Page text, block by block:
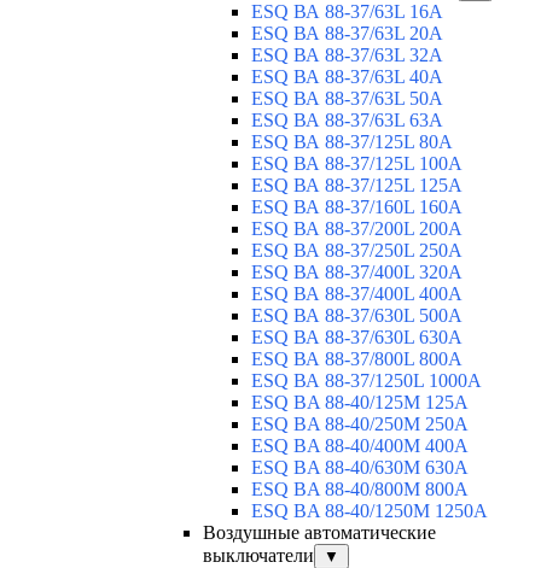
ESQ ВА 88-37/63L 16A
ESQ ВА 88-37/63L 20A
ESQ ВА 88-37/63L 32A
ESQ ВА 88-37/63L 40A
ESQ ВА 88-37/63L 50A
ESQ ВА 88-37/63L 63A
ESQ ВА 88-37/125L 80A
ESQ ВА 88-37/125L 100A
ESQ ВА 88-37/125L 125A
ESQ ВА 88-37/160L 160A
ESQ ВА 88-37/200L 200A
ESQ ВА 88-37/250L 250A
ESQ ВА 88-37/400L 320A
ESQ ВА 88-37/400L 400A
ESQ ВА 88-37/630L 500A
ESQ ВА 88-37/630L 630A
ESQ ВА 88-37/800L 800A
ESQ ВА 88-37/1250L 1000A
ESQ BA 88-40/125M 125A
ESQ BA 88-40/250M 250A
ESQ BA 88-40/400M 400A
ESQ BA 88-40/630М 630A
ESQ BA 88-40/800M 800A
ESQ BA 88-40/1250М 1250A
Воздушные автоматические
выключатели
▼